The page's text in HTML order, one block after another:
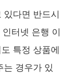
있다면 반드시
터넷 은행 이
특정 상품에
는 경우가 있